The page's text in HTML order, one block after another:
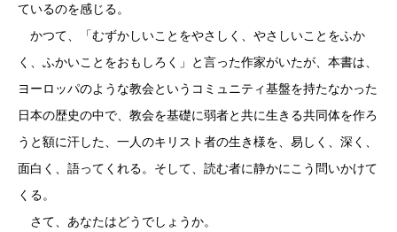
ているのを感じる。
かつて、「むずかしいことをやさしく、やさしいことをふか
く、ふかいことをおもしろく」と言った作家がいたが、本書は、
ヨーロッパのような教会というコミュニティ基盤を持たなかった
日本の歴史の中で、教会を基礎に弱者と共に生きる共同体を作ろ
うと額に汗した、一人のキリスト者の生き様を、易しく、深く、
面白く、語ってくれる。そして、読む者に静かにこう問いかけて
くる。
さて、あなたはどうでしょうか。